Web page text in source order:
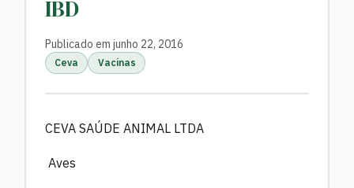
IBD
Publicado em junho 22, 2016
Ceva Vacinas
CEVA SAÚDE ANIMAL LTDA
Aves